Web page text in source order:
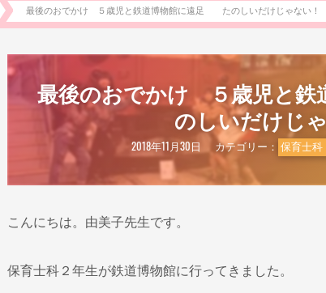
最後のおでかけ ５歳児と鉄道博物館に遠足 たのしいだけじゃない！
最後のおでかけ ５歳児と
のしいだけじ
2018年11月30日 カテゴリー： 保育士科
こんにちは。由美子先生です。
保育士科２年生が鉄道博物館に行ってきました。